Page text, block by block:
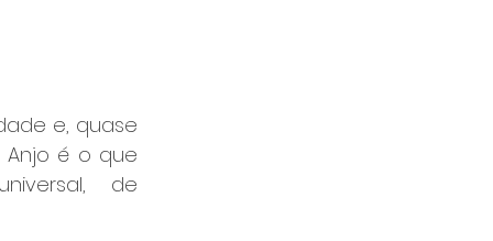
e, quase
Anjo é o que
de